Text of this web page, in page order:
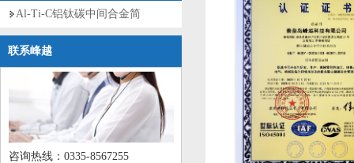
Al-Ti-C铝钛碳中间合金简
联系峰越
咨询热线：0335-8567255